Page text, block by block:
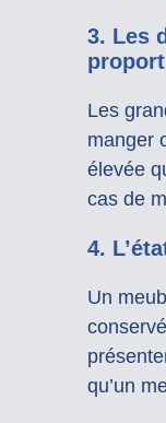
3. Les
Les
manger
élevée
cas de
4.
Un
qu’un